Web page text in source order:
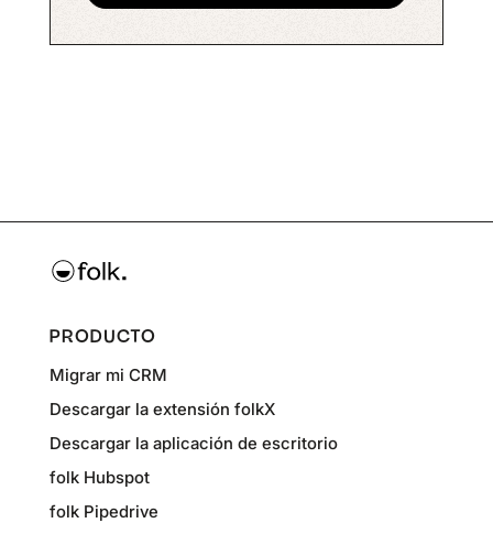
PRODUCTO
Migrar mi CRM
Descargar la extensión folkX
Descargar la aplicación de escritorio
folk Hubspot
folk Pipedrive